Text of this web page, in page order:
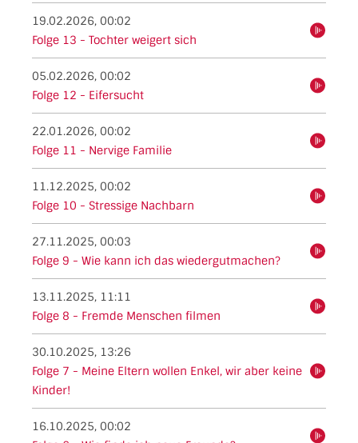
19.02.2026, 00:02
Folge 13 - Tochter weigert sich
05.02.2026, 00:02
Folge 12 - Eifersucht
22.01.2026, 00:02
Folge 11 - Nervige Familie
11.12.2025, 00:02
Folge 10 - Stressige Nachbarn
27.11.2025, 00:03
Folge 9 - Wie kann ich das wiedergutmachen?
hören
13.11.2025, 11:11
Folge 8 - Fremde Menschen filmen
30.10.2025, 13:26
Folge 7 - Meine Eltern wollen Enkel, wir aber keine
Kinder!
hören
16.10.2025, 00:02
hören